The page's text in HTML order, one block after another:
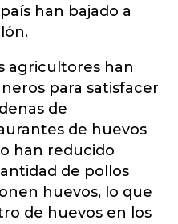
han bajado a
agricultores han
para satisfacer
de
de huevos
han reducido
de pollos
huevos, lo que
de huevos en los